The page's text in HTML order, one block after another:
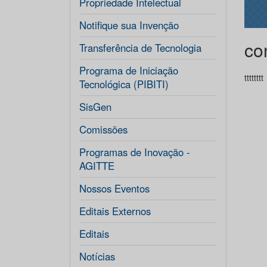
Notifique sua Invenção
Transferência de Tecnologia
Programa de Iniciação
Tecnológica (PIBITI)
SisGen
Comissões
Programas de Inovação -
AGITTE
Nossos Eventos
Editais Externos
Editais
Notícias
tttttttt